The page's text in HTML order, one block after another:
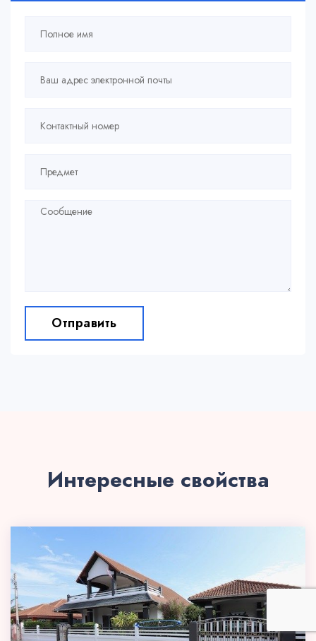
Отправить
Интересные свойства